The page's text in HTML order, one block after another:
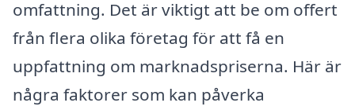
omfattning. Det är viktigt att be om offert
från flera olika företag för att få en
uppfattning om marknadspriserna. Här är
några faktorer som kan påverka